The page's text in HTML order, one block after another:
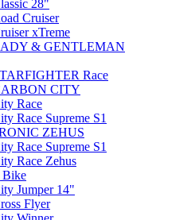
28"
Cruiser
xTreme
& GENTLEMAN
Race
CITY
Race
Race Supreme S1
ZEHUS
Race Supreme S1
Race Zehus
Bike
Jumper 14"
Flyer